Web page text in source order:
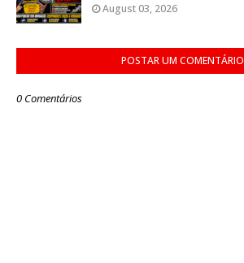
August 03, 2026
POSTAR UM COMENTÁRIO
0 Comentários